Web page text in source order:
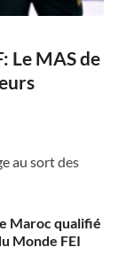
Le MAS de
au sort des
Maroc qualifié
Monde FEI